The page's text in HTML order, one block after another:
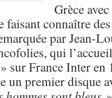
Grèce
faisant connaître
par Jean-
qui
sur France Inter en
un premier disque